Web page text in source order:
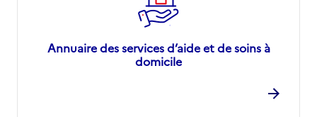
Annuaire des services d’aide et de soins à
domicile